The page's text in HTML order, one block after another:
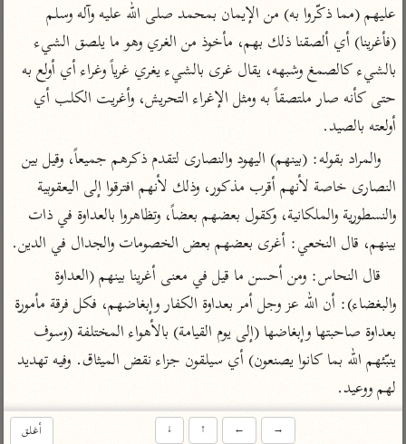
تفسير الماوردي
منتقاة
تفسير ابن القيم
تفسير ابن تيمية
عامّة
تفسير السمعاني
تفسير مكّي
محاسن التأويل
للقاسمي
تفسير الثعالبي
تفسير السمرقندي
تفسير الثعلبي
أخرى
أضواء البيان
نظم الدرر للبقاعي
لغة وبلاغة
التحرير والتنوير
المحرر الوجيز لابن
عطية
البحر المحيط لأبي
حيان
البسيط للواحدي
تفسير أبي السعود
مركَّزة العبارة
تفسير الجلالين
جامع البيان للإيجي
تفسير النسفي
الوجيز للواحدي
تفسير ابن أبي زمنين
آثار
موسوعة التفسير
المأثور
الدر المنثور
تفسير مقاتل
أولعته بالصيد.
بينهم، قال النخعي: أغرى بعضهم بعض الخصومات والجدال في الدين.
لهم ووعيد.
أغلق →
←
↑
↓